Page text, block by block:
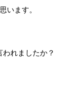
います。
れましたか？